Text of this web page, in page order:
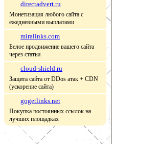
directadvert.ru
Монетизация любого сайта с
ежедневными выплатами
miralinks.com
Белое продвижение вашего сайта
через статьи
cloud-shield.ru
Защита сайта от DDos атак + CDN
(ускорение сайта)
gogetlinks.net
Покупка постоянных ссылок на
лучших площадках